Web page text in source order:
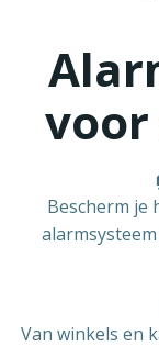
Bescherm je
Van winkels en